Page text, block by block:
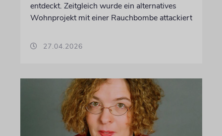
entdeckt. Zeitgleich wurde ein alternatives
Wohnprojekt mit einer Rauchbombe attackiert
27.04.2026